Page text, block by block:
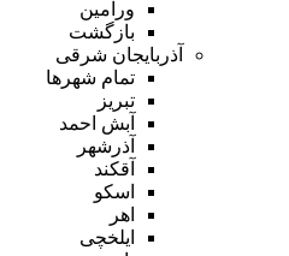
ورامین
بازگشت
آذربایجان شرقی
تمام شهر‌ها
تبریز
آبش احمد
آذرشهر
آقکند
اسکو
اهر
ایلخچی